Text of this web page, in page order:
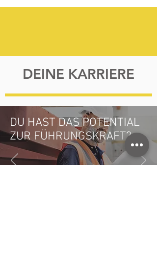
DEINE KARRIERE
DU HAST DAS POTENTIAL
ZUR FÜHRUNGSKRAFT?